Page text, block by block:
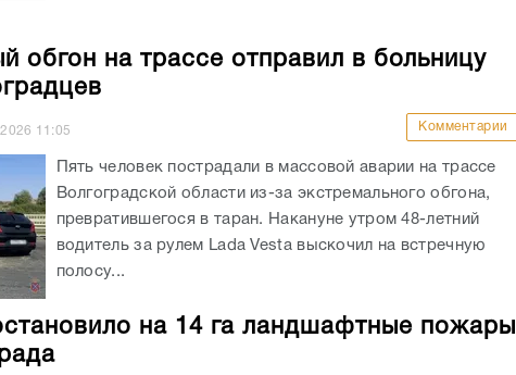
обгон на трассе отправил в больницу
11:05 Комментарии
Пять человек пострадали в массовой аварии на трассе
Волгоградской области из-за экстремального обгона,
превратившегося в таран. Накануне утром 48-летний
водитель за рулем Lada Vesta выскочил на встречную
полосу...
на 14 га ландшафтные пожары